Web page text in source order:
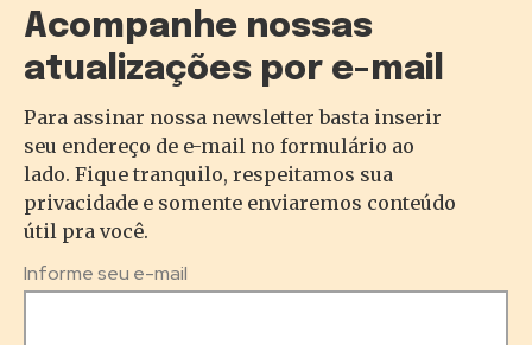
Acompanhe nossas
atualizações por e-mail
Para assinar nossa newsletter basta inserir
seu endereço de e-mail no formulário ao
lado. Fique tranquilo, respeitamos sua
privacidade e somente enviaremos conteúdo
útil pra você.
Informe seu e-mail